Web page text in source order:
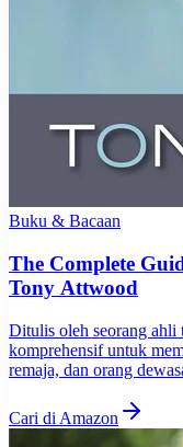
Buku & Bacaan
The Complete
Tony Attwood
Ditulis oleh seorang ahli
komprehensif untuk
remaja, dan orang
Cari di Amazon